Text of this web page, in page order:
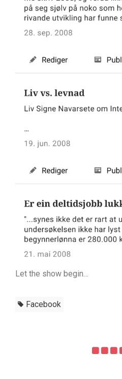
Let the show begin…
Facebook